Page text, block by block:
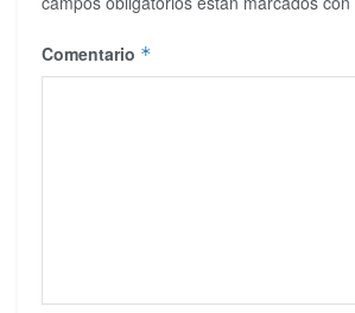
Comentario *